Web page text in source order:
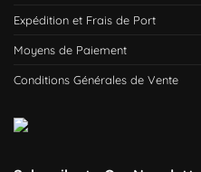
Expédition et Frais de Port
Moyens de Paiement
Conditions Générales de Vente